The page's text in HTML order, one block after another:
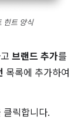
힌트 양식
브랜드 추가를
목록에 추가하여
클릭합니다.